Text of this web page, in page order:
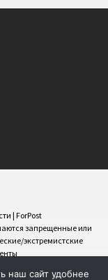
| ForPost
запрещенные или
экстремистские
наш сайт удобнее